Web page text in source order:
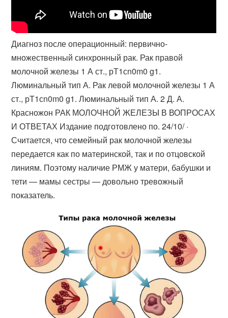
Диагноз после операционный: первично-
множественный синхронный рак. Рак правой
молочной железы 1 А ст., рТ1сn0m0 g1.
Люминальный тип А. Рак левой молочной железы 1 А
ст., рТ1сn0m0 g1. Люминальный тип А. 2 Д. А.
Красножон РАК МОЛОЧНОЙ ЖЕЛЕЗЫ В ВОПРОСАХ
И ОТВЕТАХ Издание подготовлено по. 24/10/ ·
Считается, что семейный рак молочной железы
передается как по материнской, так и по отцовской
линиям. Поэтому наличие РМЖ у матери, бабушки и
тети — мамы сестры — довольно тревожный
показатель.